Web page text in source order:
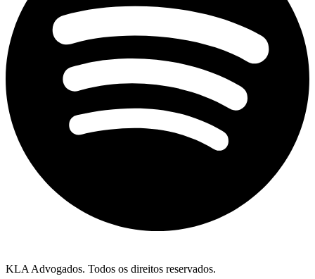
KLA Advogados. Todos os direitos reservados.